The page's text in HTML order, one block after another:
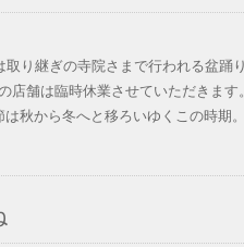
り継ぎの寺院さまで行われる盆踊
舗は臨時休業させていただきます。
秋から冬へと移ろいゆくこの時期。